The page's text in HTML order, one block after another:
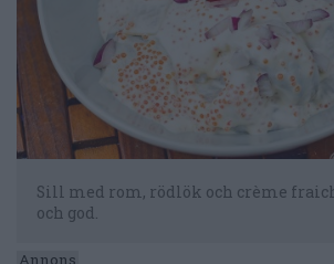
Sill med rom, rödlök och crème
och god.